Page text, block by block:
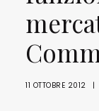
ADVOCACY
CONTATTACI
11 OTTOBRE 2012 |